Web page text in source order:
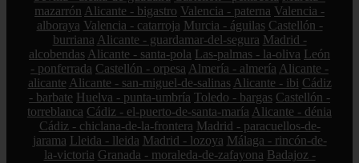
mazarrón Alicante - bigastro Valencia - paterna Valencia -
alboraya Valencia - catarroja Murcia - águilas Castellón -
burriana Alicante - guardamar-del-segura Madrid -
alcobendas Alicante - santa-pola Las-palmas - la-oliva León
- ponferrada Castellón - orpesa Almería - almería Alicante -
alicante Alicante - san-miguel-de-salinas Alicante - ibi Cádiz
- barbate Huelva - punta-umbría Toledo - bargas Castellón -
torreblanca Cádiz - el-puerto-de-santa-maría Alicante - dénia
Cádiz - chiclana-de-la-frontera Madrid - paracuellos-de-
jarama Lleida - lleida Madrid - lozoya Málaga - rincón-de-
la-victoria Granada - moraleda-de-zafayona Badajoz -